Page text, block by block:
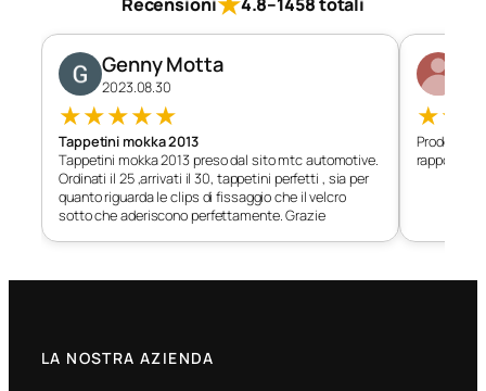
Genny Motta
2023.08.30
★★★★★
Tappetini mokka 2013
Tappetini mokka 2013 preso dal sito mtc automotive.
Ordinati il 25 ,arrivati il 30, tappetini perfetti , sia per
quanto riguarda le clips di fissaggio che il velcro
sotto che aderiscono perfettamente. Grazie
★★
Prodotto
rapporto
LA NOSTRA AZIENDA